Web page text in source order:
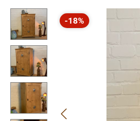
Bildergalerie überspringen
-18%
Rabatt